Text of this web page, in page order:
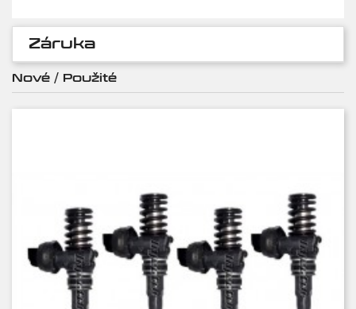
Záruka
Nové / Použité